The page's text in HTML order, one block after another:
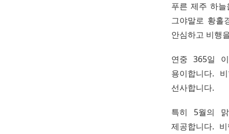
푸른 제주 하
그야말로 황홀
안심하고 비행
연중 365일
용이합니다.
선사합니다.
특히 5월의
제공합니다.